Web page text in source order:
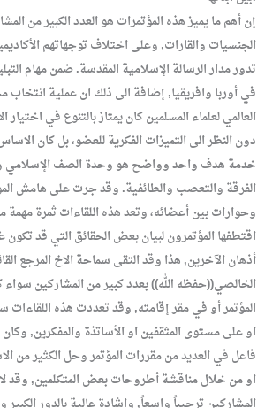
إن أهم ما يميز هذه المؤتمرات هو العدد الكبير من
الجنسيات والقارات, وعلى اختلاف توجهاتهم
تدور مدار الرسالة الإسلامية المقدسة. ضمن مهام
في أوربا وافريقيا, إضافة الى ذلك ان عملية انتخاب
العالمي لعلماء المسلمين كان يمتاز بالتنوع في اختيار
دون النظر الى التميزات الفكرية للعضو، بل كان
خدمة هدف واحد وواضح هو وحدة الصف الإسلامي
الفرقة والتعصب والطائفية. وقد جرت على هامش
وحوارات بين أعضائه، وتعد هذه اللقاءات ثمرة مهمة
اقتطفها المؤتمرون لبيان بعض الحقائق التي قد
أذهان الآخرين, هذا وقد التقى سماحة الاخ المرجع
الخالصي((حفظه الله)) بعدد كبير من المشاركين
المؤتمر أو في مقر إقامته, وقد تعددت هذه اللقاءات
او على مستوى المثقفين او الأساتذة والمفكرين,
فاعل في العديد من مقررات المؤتمر وحل الكثير من
او من خلال مناقشة أطروحات بعض المتكلمين, وقد